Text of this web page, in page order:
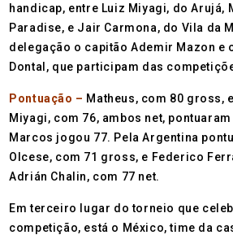
handicap, entre Luiz Miyagi, do Arujá,
Paradise, e Jair Carmona, do Vila da
delegação o capitão Ademir Mazon e
Dontal, que participam das
Pontuação – Matheus, com 80 gross,
Miyagi, com 76, ambos net,
Marcos jogou 77. Pela Argentina
Olcese, com 71 gross, e Federico
Adrián Chalin, com 77 net.
Em terceiro lugar do torneio que
competição, está o México, time da